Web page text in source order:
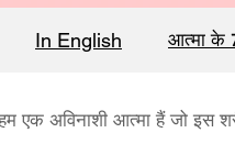
In English आत्मा के
एक अविनाशी आत्मा हैं जो इस